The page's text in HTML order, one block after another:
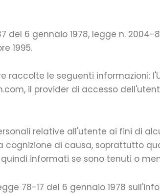
6 gennaio 1978, legge n. 2004-
1995.
raccolte le seguenti informazioni:
il provider di accesso
relative all'utente ai fini di
di causa, soprattutto
informati se sono tenuti o
78-17 del 6 gennaio 1978